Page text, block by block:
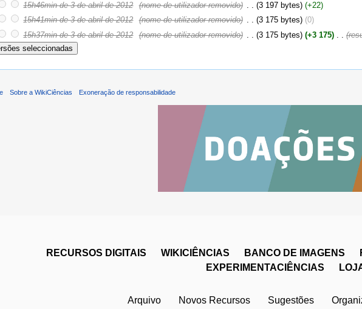
15h46min de 3 de abril de 2012‎ (nome de utilizador removido) . . (3 197 bytes) (+22)
15h41min de 3 de abril de 2012‎ (nome de utilizador removido) . . (3 175 bytes) (0)
15h37min de 3 de abril de 2012‎ (nome de utilizador removido) (3 175 bytes) (+3 175)
Sobre a WikiCiências Exoneração de responsabilidade
RECURSOS DIGITAIS WIKICIÊNCIAS BANCO DE IMAGENS
EXPERIMENTACIÊNCIAS
Arquivo Novos Recursos Sugestões